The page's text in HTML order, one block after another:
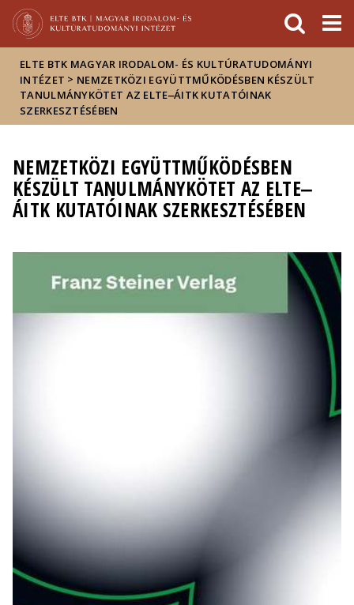
Hírek
Események
ELTE a
sajtóban
ELTE BTK MAGYAR IRODALOM- ÉS KULTÚRATUDOMÁNYI
INTÉZET > NEMZETKÖZI EGYÜTTMŰKÖDÉSBEN KÉSZÜLT
TANULMÁNYKÖTET AZ ELTE‒ÁITK KUTATÓINAK
SZERKESZTÉSÉBEN
NEMZETKÖZI EGYÜTTMŰKÖDÉSBEN
KÉSZÜLT TANULMÁNYKÖTET AZ ELTE‒
ÁITK KUTATÓINAK SZERKESZTÉSÉBEN